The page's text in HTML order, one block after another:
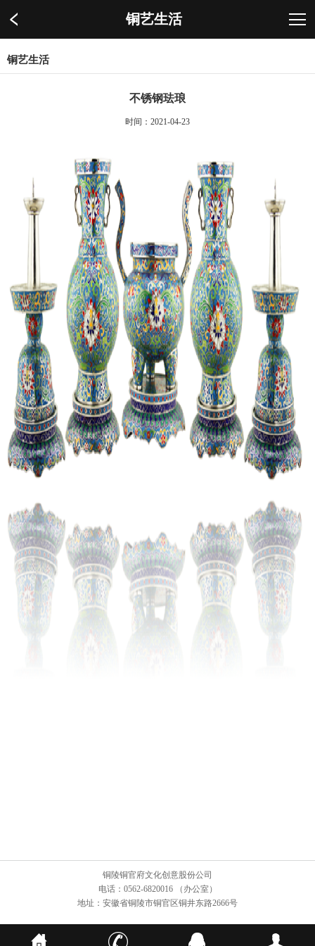
铜艺生活
铜艺生活
不锈钢珐琅
时间：2021-04-23
铜陵铜官府文化创意股份公司
电话：0562-6820016 （办公室）
地址：安徽省铜陵市铜官区铜井东路2666号